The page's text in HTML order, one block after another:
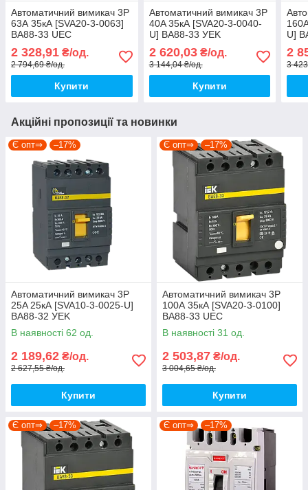
Автоматичний вимикач 3Р
63А 35кА [SVA20-3-0063]
ВА88-33 UEC
2 328,91 ₴/од.
2 794,69 ₴/од.
Купити
Автоматичний вимикач 3P
40A 35кА [SVA20-3-0040-
U] ВА88-33 УEK
2 620,03₴/од.
3 144,04 ₴/од.
Купити
U]
2
3
Акційні пропозиції та новинки
Є опт⇒ –17%
Автоматичний вимикач 3P
25A 25кА [SVA10-3-0025-U]
ВА88-32 УEK
В наявності 62 од.
2 189,62 ₴/од.
2 627,55 ₴/од.
Купити
Є опт⇒ –17%
Автоматичний вимикач 3Р
100А 35кА [SVA20-3-0100]
ВА88-33 UEC
В наявності 31 од.
2 503,87 ₴/од.
3 004,65 ₴/од.
Купити
Є опт⇒ –17% Є опт⇒ –17%